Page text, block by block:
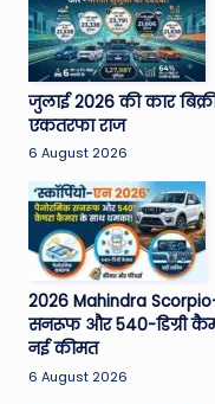
w
s
A
ro
u
n
d
T
h
e
जुलाई 2026 की कार
एकतरफा राज
6 August 2026
2026 Mahindra
सनरूफ और 540-डिग्री
नई कीमत
6 August 2026